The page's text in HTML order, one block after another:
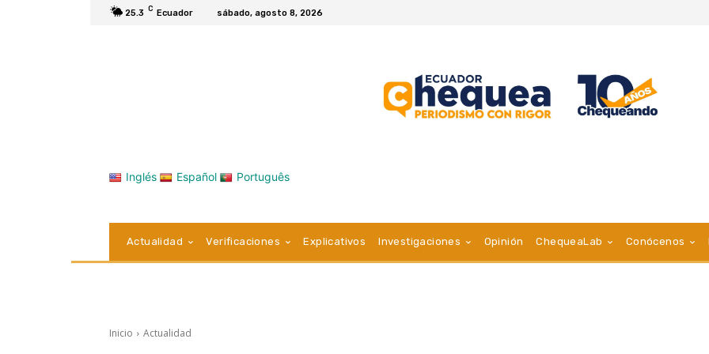
25.3 C Ecuador sábado, agosto 8, 2026
Inglés Español Português
Actualidad Verificaciones Explicativos Investigaciones Opinión ChequeaLab Conócenos
Inicio Actualidad